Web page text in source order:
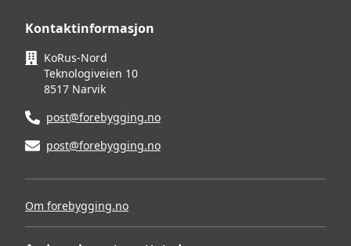
Kontaktinformasjon
KoRus-Nord
Teknologiveien 10
8517 Narvik
post@forebygging.no
post@forebygging.no
Om forebygging.no